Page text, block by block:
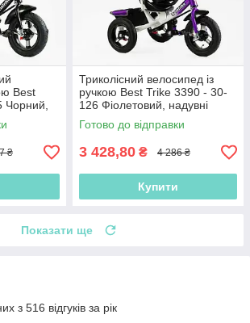
Best
Чорний,
з USB,
₴
Триколісний велосипед із
ручкою Best Trike 3390 - 30-
126 Фіолетовий, надувні
колеса, фара з USB, пульт
Готово до відправки
3 428,80 ₴ 4 286 ₴
Купити
Показати ще
з 516 відгуків за рік